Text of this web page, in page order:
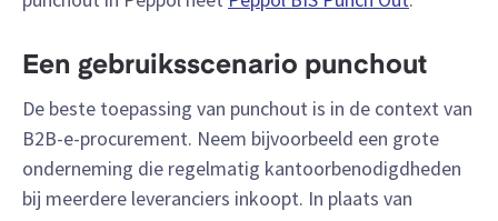
Een gebruiksscenario punchout
De beste toepassing van punchout is in de context van
B2B-e-procurement. Neem bijvoorbeeld een grote
onderneming die regelmatig kantoorbenodigdheden
bij meerdere leveranciers inkoopt. In plaats van